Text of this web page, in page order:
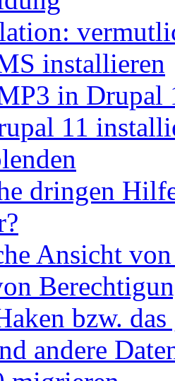
installieren
in Drupal
11
dringen
Ansicht
bzw.
andere